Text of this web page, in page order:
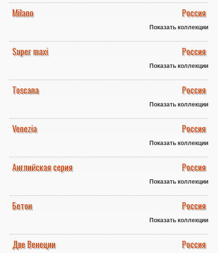
Milano Россия
Показать коллекции
Super maxi Россия
Показать коллекции
Toscana Россия
Показать коллекции
Venezia Россия
Показать коллекции
Английская серия Россия
Показать коллекции
Бетон Россия
Показать коллекции
Две Венеции Россия